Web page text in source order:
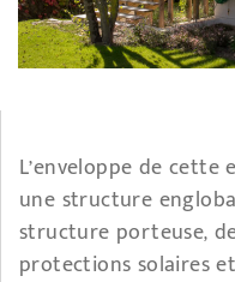
L’enveloppe de
une structure
structure porteuse,
protections solaires